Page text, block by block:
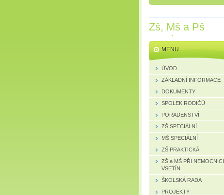
Zš, Mš a Pš
Vsetín
MENU
ÚVOD
ZÁKLADNÍ INFORMACE
DOKUMENTY
SPOLEK RODIČŮ
PORADENSTVÍ
ZŠ SPECIÁLNÍ
MŠ SPECIÁLNÍ
ZŠ PRAKTICKÁ
ZŠ a MŠ PŘI NEMOCNICI
VSETÍN
ŠKOLSKÁ RADA
PROJEKTY